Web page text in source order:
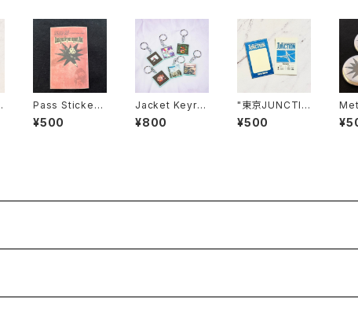
Pass Sticker
"Moo"
¥500
Jacket Keyrin
g (Random)
¥800
"東京JUNCTIO
N" Pass Stick
er (無記入ver)
¥500